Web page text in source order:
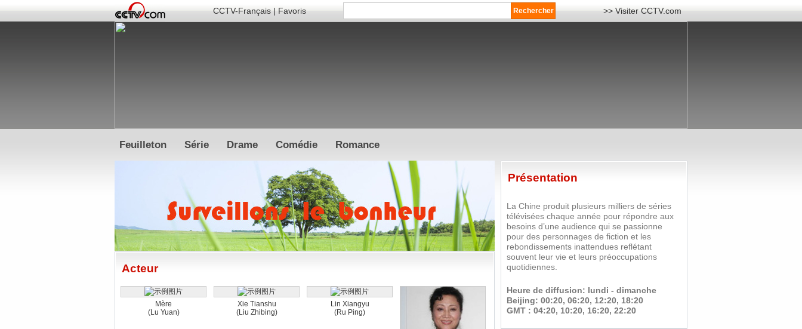
CCTV-Français|Favoris >> Visiter CCTV.com
Feuilleton Série Drame Comédie Romance
Acteur
Mère
(Lu Yuan)
Xie Tianshu
(Liu Zhibing)
Lin Xiangyu
(Ru Ping)
Présentation
La Chine produit plusieurs milliers de séries
télévisées chaque année pour répondre aux
besoins d’une audience qui se passionne
pour des personnages de fiction et les
rebondissements inattendues reflétant
souvent leur vie et leurs préoccupations
quotidiennes.
Heure de diffusion: lundi - dimanche
Beijing: 00:20, 06:20, 12:20, 18:20
GMT : 04:20, 10:20, 16:20, 22:20